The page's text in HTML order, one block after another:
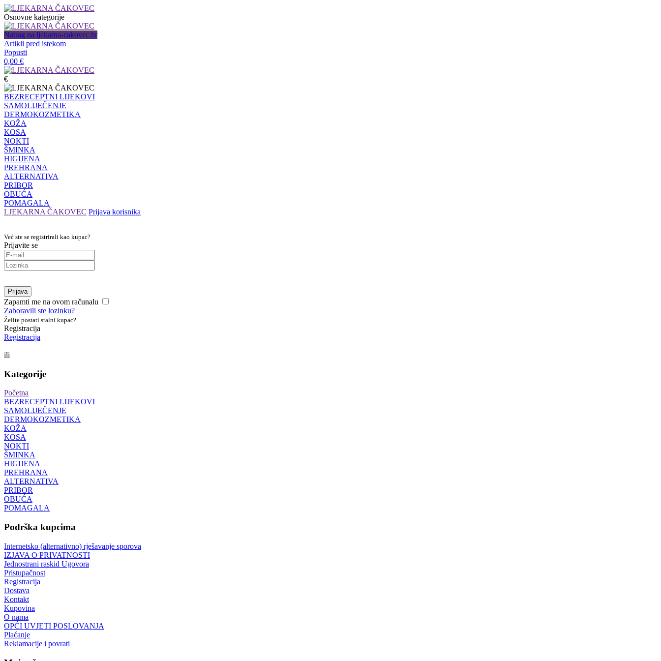
Osnovne kategorije
Natrag na ljekarna-cakovec.hr
Artikli pred istekom
Popusti
0,00 €
€
BEZRECEPTNI LIJEKOVI
SAMOLIJEČENJE
DERMOKOZMETIKA
KOŽA
KOSA
NOKTI
ŠMINKA
HIGIJENA
PREHRANA
ALTERNATIVA
PRIBOR
OBUĆA
POMAGALA
LJEKARNA ČAKOVEC Prijava korisnika
Već ste se registrirali kao kupac?
Prijavite se
Prijava
Zapamti me na ovom računalu
Zaboravili ste lozinku?
Želite postati stalni kupac?
Registracija
Registracija
ili
Kategorije
Početna
BEZRECEPTNI LIJEKOVI
SAMOLIJEČENJE
DERMOKOZMETIKA
KOŽA
KOSA
NOKTI
ŠMINKA
HIGIJENA
PREHRANA
ALTERNATIVA
PRIBOR
OBUĆA
POMAGALA
Podrška kupcima
Internetsko (alternativno) rješavanje sporova
IZJAVA O PRIVATNOSTI
Jednostrani raskid Ugovora
Pristupačnost
Registracija
Dostava
Kontakt
Kupovina
O nama
OPĆI UVJETI POSLOVANJA
Plaćanje
Reklamacije i povrati